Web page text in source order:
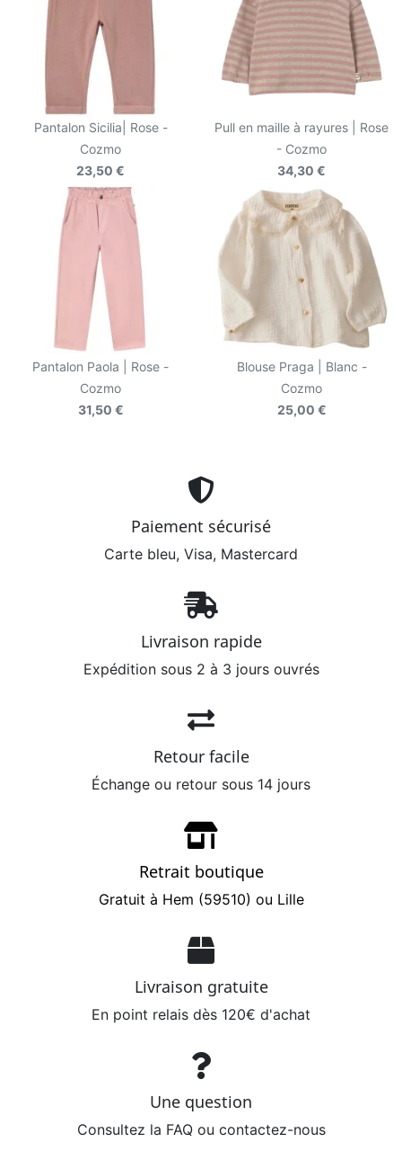
Pantalon Sicilia| Rose -
Cozmo
23,50 €
Pull en maille à rayures | Rose
- Cozmo
34,30 €
Pantalon Paola | Rose -
Cozmo
31,50 €
Blouse Praga | Blanc -
Cozmo
25,00 €
Paiement sécurisé
Carte bleu, Visa, Mastercard
Livraison rapide
Expédition sous 2 à 3 jours ouvrés
Retour facile
Échange ou retour sous 14 jours
Retrait boutique
Gratuit à Hem (59510) ou Lille
Livraison gratuite
En point relais dès 120€ d'achat
Une question
Consultez la FAQ ou contactez-nous